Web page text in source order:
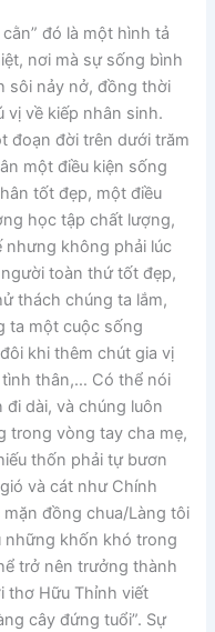
đó là một hình tả
nơi mà sự sống bình
sôi nảy nở, đồng thời
về kiếp nhân sinh.
đoạn đời trên dưới trăm
một điều kiện sống
tốt đẹp, một điều
học tập chất lượng,
nhưng không phải lúc
toàn thứ tốt đẹp,
thách chúng ta lắm,
ta một cuộc sống
khi thêm chút gia vị
thân,… Có thể nói
dài, và chúng luôn
trong vòng tay cha mẹ,
thốn phải tự bươn
và cát như Chính
đồng chua/Làng tôi
những khốn khó trong
trở nên trưởng thành
thơ Hữu Thỉnh viết
cây đứng tuổi”. Sự